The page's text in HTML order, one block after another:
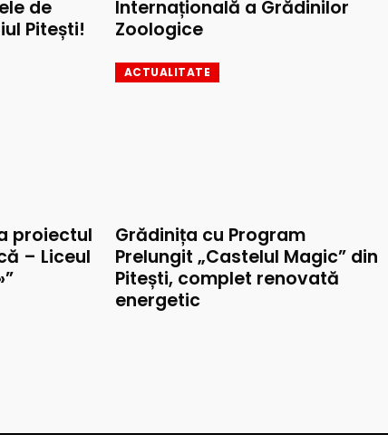
de
Pitești!
Internațională a Grădinilor
Zoologice
proiectul
– Liceul
ACTUALITATE
Grădinița cu Program
Prelungit „Castelul Magic” din
Pitești, complet renovată
energetic